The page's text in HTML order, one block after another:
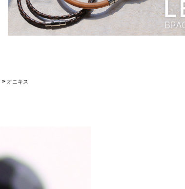
> オニキス